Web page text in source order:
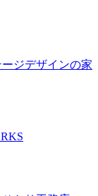
ジデザインの家